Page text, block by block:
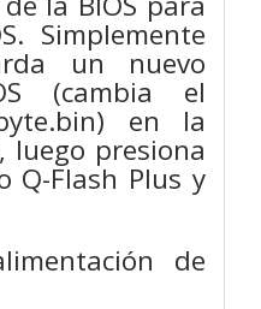
Simplemente
un nuevo
(cambia el
en la
luego presiona
Q-Flash Plus y
de